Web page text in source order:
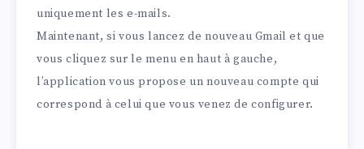
uniquement les e-mails.
Maintenant, si vous lancez de nouveau Gmail et que
vous cliquez sur le menu en haut à gauche,
l’application vous propose un nouveau compte qui
correspond à celui que vous venez de configurer.